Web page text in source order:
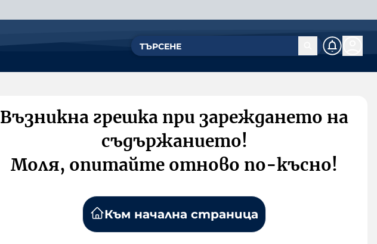
Възникна грешка при зареждането на
съдържанието!
Моля, опитайте отново по-късно!
Към начална страница